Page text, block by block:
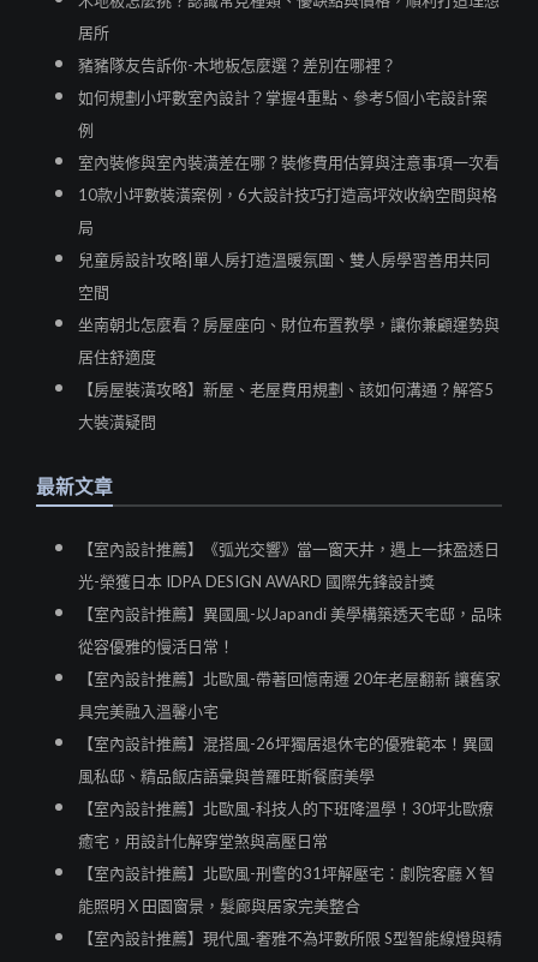
居所
豬豬隊友告訴你-木地板怎麼選？差別在哪裡？
如何規劃小坪數室內設計？掌握4重點、參考5個小宅設計案
例
室內裝修與室內裝潢差在哪？裝修費用估算與注意事項一次看
10款小坪數裝潢案例，6大設計技巧打造高坪效收納空間與格
局
兒童房設計攻略|單人房打造溫暖氛圍、雙人房學習善用共同
空間
坐南朝北怎麼看？房屋座向、財位布置教學，讓你兼顧運勢與
居住舒適度
【房屋裝潢攻略】新屋、老屋費用規劃、該如何溝通？解答5
大裝潢疑問
最新文章
【室內設計推薦】《弧光交響》當一窗天井，遇上一抹盈透日
光-榮獲日本 IDPA DESIGN AWARD 國際先鋒設計獎
【室內設計推薦】異國風-以Japandi 美學構築透天宅邸，品味
從容優雅的慢活日常！
【室內設計推薦】北歐風-帶著回憶南遷 20年老屋翻新 讓舊家
具完美融入溫馨小宅
【室內設計推薦】混搭風-26坪獨居退休宅的優雅範本！異國
風私邸、精品飯店語彙與普羅旺斯餐廚美學
【室內設計推薦】北歐風-科技人的下班降溫學！30坪北歐療
癒宅，用設計化解穿堂煞與高壓日常
【室內設計推薦】北歐風-刑警的31坪解壓宅：劇院客廳 X 智
能照明 X 田園窗景，髮廊與居家完美整合
【室內設計推薦】現代風-奢雅不為坪數所限 S型智能線燈與精